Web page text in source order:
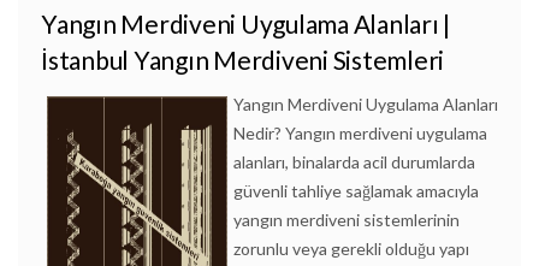
Yangın Merdiveni Uygulama Alanları |
İstanbul Yangın Merdiveni Sistemleri
Yangın Merdiveni Uygulama Alanları
Nedir? Yangın merdiveni uygulama
alanları, binalarda acil durumlarda
güvenli tahliye sağlamak amacıyla
yangın merdiveni sistemlerinin
zorunlu veya gerekli olduğu yapı